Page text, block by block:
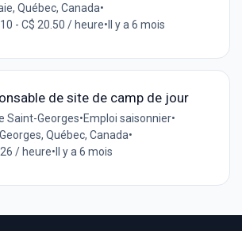
Québec, Canada•
- C$ 20.50 / heure•Il y a 6 mois
de site de camp de jour
Saint-Georges•Emploi saisonnier•
Québec, Canada•
/ heure• Il y a 6 mois